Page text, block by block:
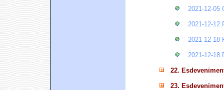
2021-12-05
2021-12-12
2021-12-18
2021-12-18
22.
23.